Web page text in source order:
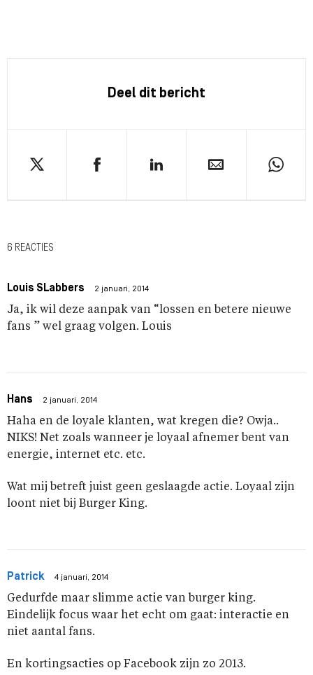
Deel dit bericht
6 REACTIES
Louis SLabbers 2 januari, 2014
Ja, ik wil deze aanpak van “lossen en betere nieuwe
fans ” wel graag volgen. Louis
Hans 2 januari, 2014
Haha en de loyale klanten, wat kregen die? Owja..
NIKS! Net zoals wanneer je loyaal afnemer bent van
energie, internet etc. etc.
Wat mij betreft juist geen geslaagde actie. Loyaal zijn
loont niet bij Burger King.
Patrick 4 januari, 2014
Gedurfde maar slimme actie van burger king.
Eindelijk focus waar het echt om gaat: interactie en
niet aantal fans.
En kortingsacties op Facebook zijn zo 2013.